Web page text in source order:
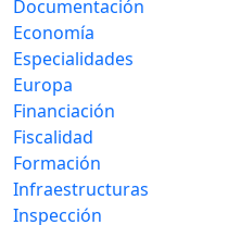
Documentación
Economía
Especialidades
Europa
Financiación
Fiscalidad
Formación
Infraestructuras
Inspección